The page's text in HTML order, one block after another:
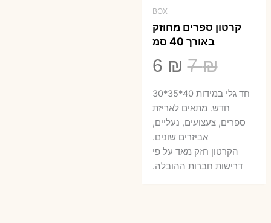
BOX
קרטון ספרים מחוזק
באורך 40 סמ
7₪
המחיר
המקורי
היה:
7 ₪.
6 ₪
הוא:
חד גלי במידות 40*35*30
חדש. מתאים לאריזת
ספרים, צעצועים, נעליים,
אביזרים שונים.
הקרטון חזק מאד על פי
דרישות חברות ההובלה.